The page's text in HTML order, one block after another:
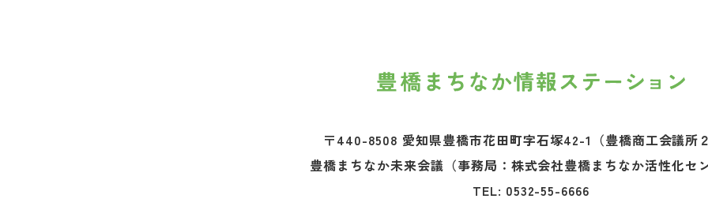
〒440-8508 愛知県豊橋市花田町字石塚42-1 （豊橋商工会議所
豊橋まちなか未来会議 （事務局：株式会社豊橋まちなか活性化セ
TEL: 0532-55-6666